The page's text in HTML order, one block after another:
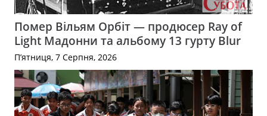
Помер Вільям Орбіт — продюсер Ray of
Light Мадонни та альбому 13 гурту Blur
П’ятниця, 7 Серпня, 2026